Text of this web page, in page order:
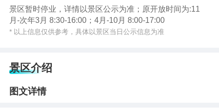
景区暂时停业，详情以景区公示为准；原开放时间为:11
月-次年3月 8:30-16:00；4月-10月 8:00-17:00
* 以上信息仅供参考，具体以景区当日公示信息为准
景区介绍
图文详情